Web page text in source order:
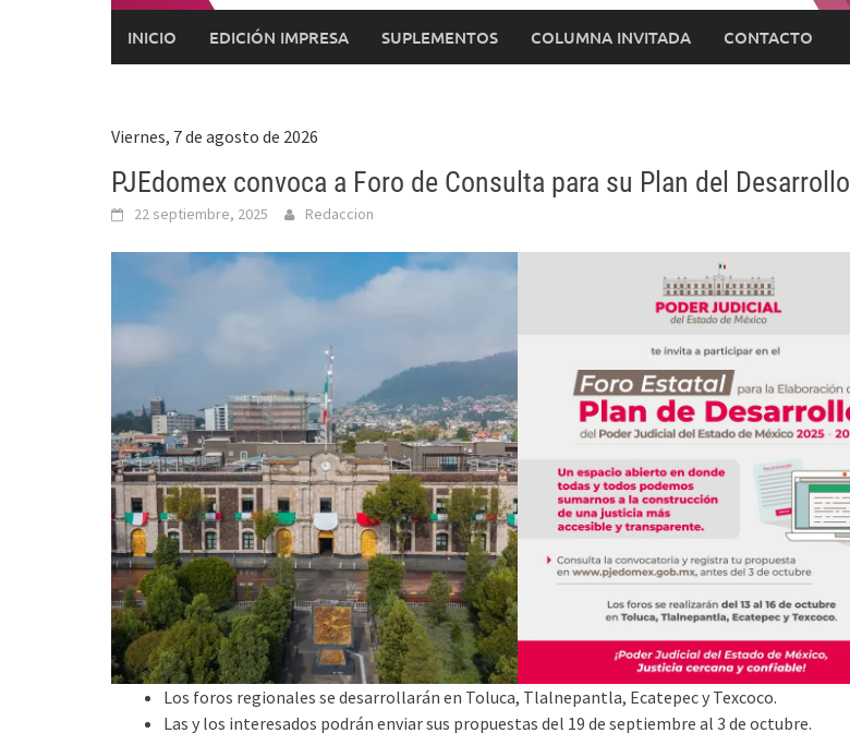
INICIO EDICIÓN IMPRESA SUPLEMENTOS COLUMNA INVITADA CONTACTO
Viernes, 7 de agosto de 2026
PJEdomex convoca a Foro de Consulta para su Plan del Desarrollo
22 septiembre, 2025 Redaccion
Los foros regionales se desarrollarán en Toluca, Tlalnepantla, Ecatepec y Texcoco.
Las y los interesados podrán enviar sus propuestas del 19 de septiembre al 3 de octubre.